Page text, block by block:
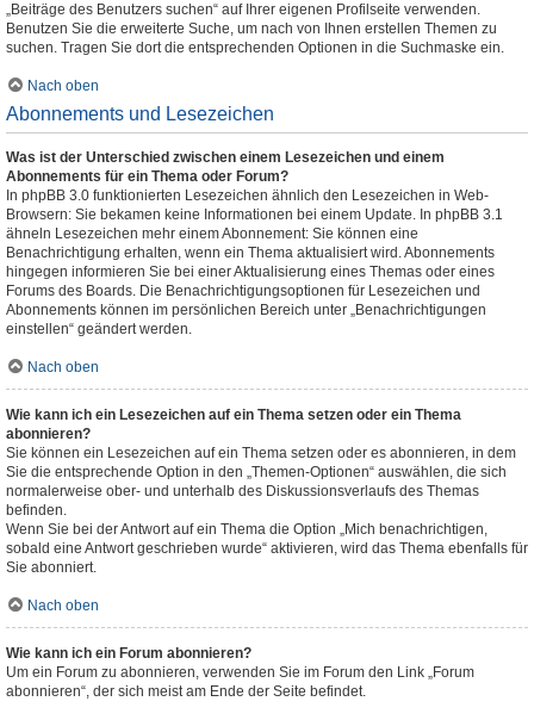
„Beiträge des Benutzers suchen“ auf Ihrer eigenen Profilseite verwenden.
Benutzen Sie die erweiterte Suche, um nach von Ihnen erstellen Themen zu
suchen. Tragen Sie dort die entsprechenden Optionen in die Suchmaske ein.
Nach oben
Abonnements und Lesezeichen
Was ist der Unterschied zwischen einem Lesezeichen und einem
Abonnements für ein Thema oder Forum?
In phpBB 3.0 funktionierten Lesezeichen ähnlich den Lesezeichen in Web-
Browsern: Sie bekamen keine Informationen bei einem Update. In phpBB 3.1
ähneln Lesezeichen mehr einem Abonnement: Sie können eine
Benachrichtigung erhalten, wenn ein Thema aktualisiert wird. Abonnements
hingegen informieren Sie bei einer Aktualisierung eines Themas oder eines
Forums des Boards. Die Benachrichtigungsoptionen für Lesezeichen und
Abonnements können im persönlichen Bereich unter „Benachrichtigungen
einstellen“ geändert werden.
Nach oben
Wie kann ich ein Lesezeichen auf ein Thema setzen oder ein Thema
abonnieren?
Sie können ein Lesezeichen auf ein Thema setzen oder es abonnieren, in dem
Sie die entsprechende Option in den „Themen-Optionen“ auswählen, die sich
normalerweise ober- und unterhalb des Diskussionsverlaufs des Themas
befinden.
Wenn Sie bei der Antwort auf ein Thema die Option „Mich benachrichtigen,
sobald eine Antwort geschrieben wurde“ aktivieren, wird das Thema ebenfalls für
Sie abonniert.
Nach oben
Wie kann ich ein Forum abonnieren?
Um ein Forum zu abonnieren, verwenden Sie im Forum den Link „Forum
abonnieren“, der sich meist am Ende der Seite befindet.